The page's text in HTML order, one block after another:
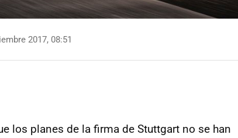
2017, 08:51
los planes de la firma de Stuttgart no se han